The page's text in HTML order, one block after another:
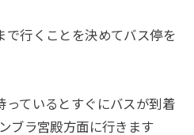
で行くことを決めてバス停を
っているとすぐにバスが到着
ブラ宮殿方面に行きます